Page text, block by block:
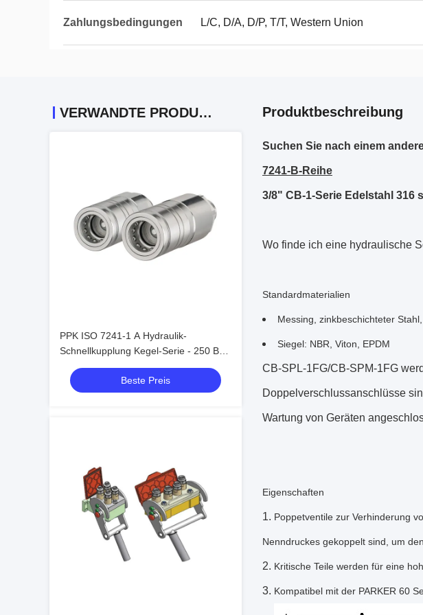
Zahlungsbedingungen L/C, D/A, D/P, T/T, Western Union
VERWANDTE PRODUKTE
PPK ISO 7241-1 A Hydraulik-
Schnellkupplung Kegel-Serie - 250 Bar
Stahlkugelverriegelung für
SchwermaschinenBeste Preis
Produktbeschreibung
Suchen Sie nach einem
7241-B-Reihe
3/8" CB-1-Serie Edelstahl
Wo finde ich eine hydraulische
Standardmaterialien
Messing, zinkbeschichteter
Siegel: NBR, Viton, EPDM
CB-SPL-1FG/CB-SPM-1FG
Doppelverschlussanschlüsse
Wartung von Geräten
Eigenschaften
Poppetventile zur Verhinderung
Nenndruckes gekoppelt sind, um
Kritische Teile werden für eine
Kompatibel mit der PARKER 60